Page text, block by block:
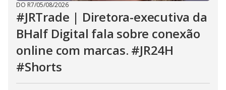
DO R7/05/08/2026
#JRTrade | Diretora-executiva da
BHalf Digital fala sobre conexão
online com marcas. #JR24H
#Shorts